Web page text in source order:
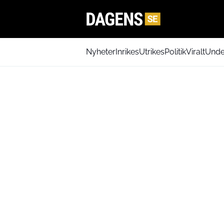
NyheterInrikesUtrikesPolitikViralt